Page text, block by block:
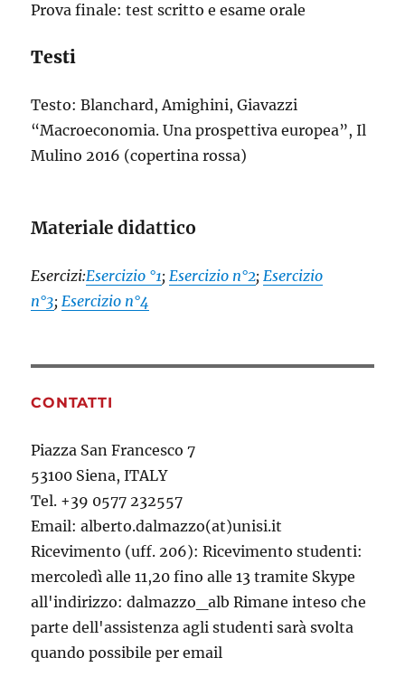
Prova finale: test scritto e esame orale
Testi
Testo: Blanchard, Amighini, Giavazzi
“Macroeconomia. Una prospettiva europea”, Il
Mulino 2016 (copertina rossa)
Materiale didattico
Esercizi:Esercizio °1;Esercizio n°2;Esercizio
n°3;Esercizio n°4
CONTATTI
Piazza San Francesco 7
53100 Siena, ITALY
Tel. +39 0577 232557
Email: alberto.dalmazzo(at)unisi.it
Ricevimento (uff. 206): Ricevimento studenti:
mercoledì alle 11,20 fino alle 13 tramite Skype
all'indirizzo: dalmazzo_alb Rimane inteso che
parte dell'assistenza agli studenti sarà svolta
quando possibile per email